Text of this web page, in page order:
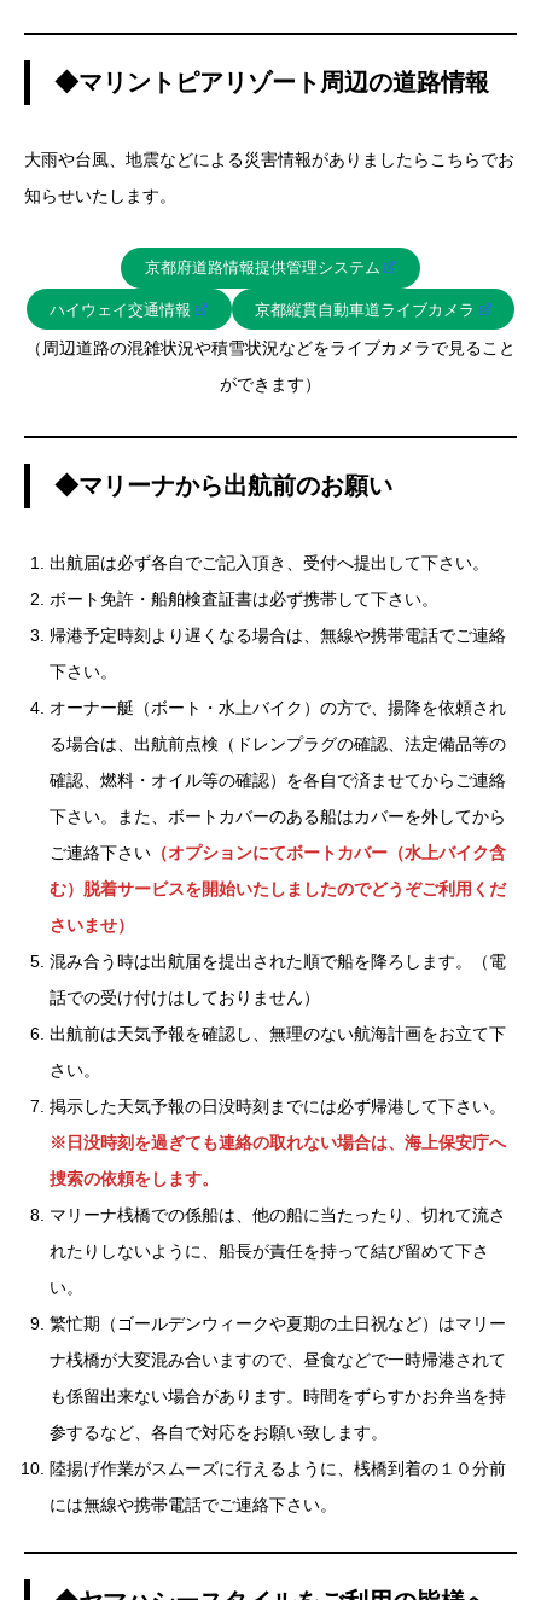
◆マリントピアリゾート周辺の道路情報
大雨や台風、地震などによる災害情報がありましたらこちらでお
知らせいたします。
京都府道路情報提供管理システム
ハイウェイ交通情報 京都縦貫自動車道ライブカメラ
（周辺道路の混雑状況や積雪状況などをライブカメラで見ること
ができます）
◆マリーナから出航前のお願い
出航届は必ず各自でご記入頂き、受付へ提出して下さい。
ボート免許・船舶検査証書は必ず携帯して下さい。
帰港予定時刻より遅くなる場合は、無線や携帯電話でご連絡
下さい。
オーナー艇（ボート・水上バイク）の方で、揚降を依頼され
る場合は、出航前点検（ドレンプラグの確認、法定備品等の
確認、燃料・オイル等の確認）を各自で済ませてからご連絡
下さい。また、ボートカバーのある船はカバーを外してから
ご連絡下さい （オプションにてボートカバー（水上バイク含
む）脱着サービスを開始いたしましたのでどうぞご利用くだ
さいませ）
混み合う時は出航届を提出された順で船を降ろします。（電
話での受け付けはしておりません）
出航前は天気予報を確認し、無理のない航海計画をお立て下
さい。
掲示した天気予報の日没時刻までには必ず帰港して下さい。
※日没時刻を過ぎても連絡の取れない場合は、海上保安庁へ
捜索の依頼をします。
マリーナ桟橋での係船は、他の船に当たったり、切れて流さ
れたりしないように、船長が責任を持って結び留めて下さ
い。
繁忙期（ゴールデンウィークや夏期の土日祝など）はマリー
ナ桟橋が大変混み合いますので、昼食などで一時帰港されて
も係留出来ない場合があります。時間をずらすかお弁当を持
参するなど、各自で対応をお願い致します。
陸揚げ作業がスムーズに行えるように、桟橋到着の１０分前
には無線や携帯電話でご連絡下さい。